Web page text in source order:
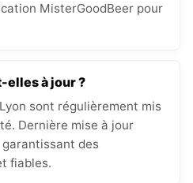
MisterGoodBeer pour
elles à jour ?
sont régulièrement mis
Dernière mise à jour
des
fiables.